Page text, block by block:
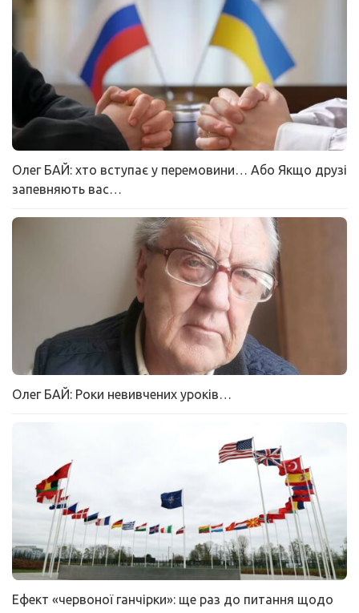
Олег БАЙ: хто вступає у перемовини… Або Якщо друзі
запевняють вас…
Олег БАЙ: Роки невивчених уроків…
Ефект «червоної ганчірки»: ще раз до питання щодо